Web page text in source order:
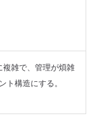
複雑で、管理が煩雑
ト構造にする。